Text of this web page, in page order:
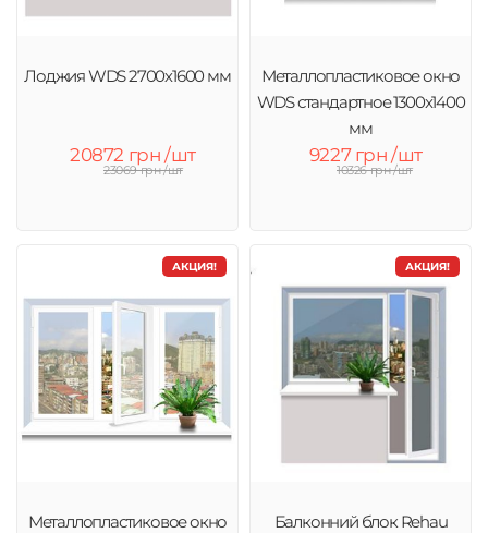
Лоджия WDS 2700х1600 мм
20872 грн /шт
23069 грн /шт
Металлопластиковое окно
WDS стандартное 1300x1400
мм
9227 грн /шт
10326 грн /шт
АКЦИЯ!
Металлопластиковое окно
АКЦИЯ!
Балконний блок Rehau